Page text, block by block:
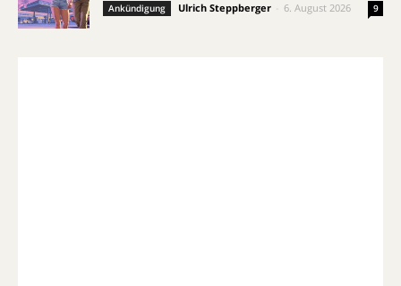
Ankündigung Ulrich Steppberger 6. August 2026 9